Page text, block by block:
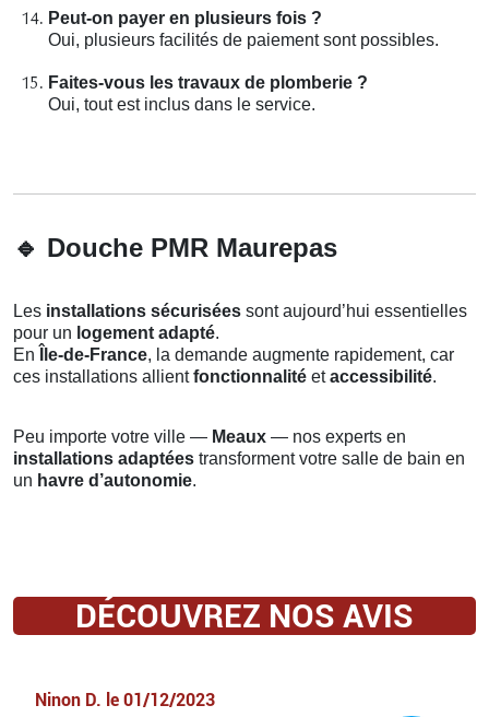
Peut-on payer en plusieurs fois ?
Oui, plusieurs facilités de paiement sont possibles.
Faites-vous les travaux de plomberie ?
Oui, tout est inclus dans le service.
🔹 Douche PMR Maurepas
Les installations sécurisées sont aujourd’hui essentielles
pour un logement adapté.
En
Île-de-France, la demande augmente rapidement, car
ces installations allientfonctionnalité etaccessibilité.
Peu importe votre ville — Meaux — nos experts en
installations adaptées transforment votre salle de bain en
un havre d’autonomie.
DÉCOUVREZ NOS AVIS
Ninon D. le 01/12/2023